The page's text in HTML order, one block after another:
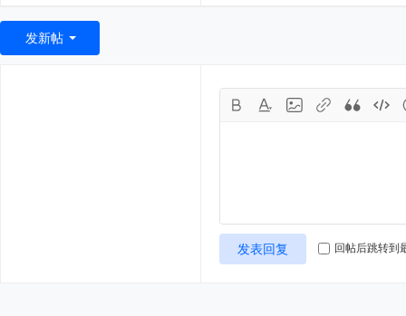
发新帖
发表回复 回帖后跳转到